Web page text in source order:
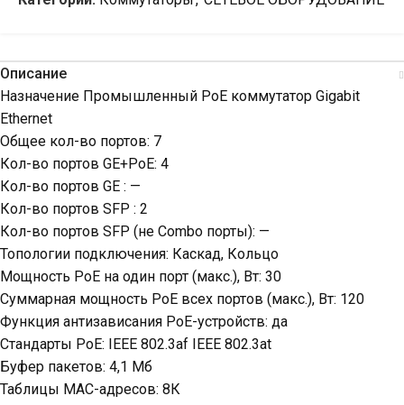
Описание
Назначение Промышленный PoE коммутатор Gigabit
Ethernet
Общее кол-во портов: 7
Кол-во портов GE+PoE: 4
Кол-во портов GE : —
Кол-во портов SFP : 2
Кол-во портов SFP (не Combo порты): —
Топологии подключения: Каскад, Кольцо
Мощность PoE на один порт (макс.), Вт: 30
Суммарная мощность PoE всех портов (макс.), Вт: 120
Функция антизависания PoE-устройств: да
Стандарты PoE: IEEE 802.3af IEEE 802.3at
Буфер пакетов: 4,1 Мб
Таблицы MAC-адресов: 8К